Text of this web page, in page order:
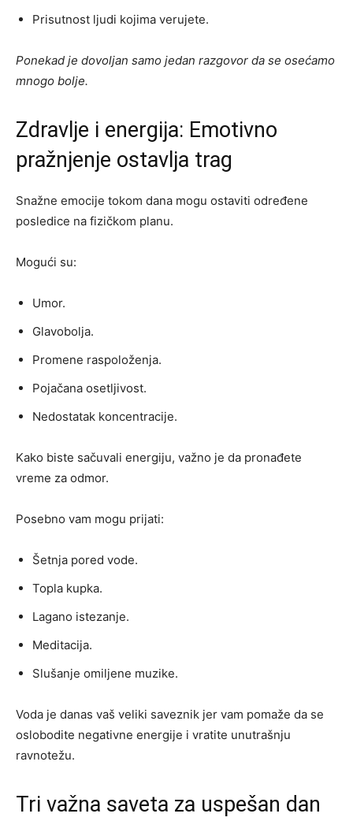
Prisutnost ljudi kojima verujete.
Ponekad je dovoljan samo jedan razgovor da se osećamo
mnogo bolje.
Zdravlje i energija: Emotivno
pražnjenje ostavlja trag
Snažne emocije tokom dana mogu ostaviti određene
posledice na fizičkom planu.
Mogući su:
Umor.
Glavobolja.
Promene raspoloženja.
Pojačana osetljivost.
Nedostatak koncentracije.
Kako biste sačuvali energiju, važno je da pronađete
vreme za odmor.
Posebno vam mogu prijati:
Šetnja pored vode.
Topla kupka.
Lagano istezanje.
Meditacija.
Slušanje omiljene muzike.
Voda je danas vaš veliki saveznik jer vam pomaže da se
oslobodite negativne energije i vratite unutrašnju
ravnotežu.
Tri važna saveta za uspešan dan